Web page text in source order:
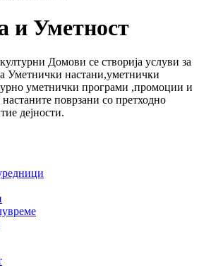
и Уметност
Домови се створија услуви за
Уметнички настани,уметнички
уметнички програми ,промоции и
настаните поврзани со претходно
дејности.